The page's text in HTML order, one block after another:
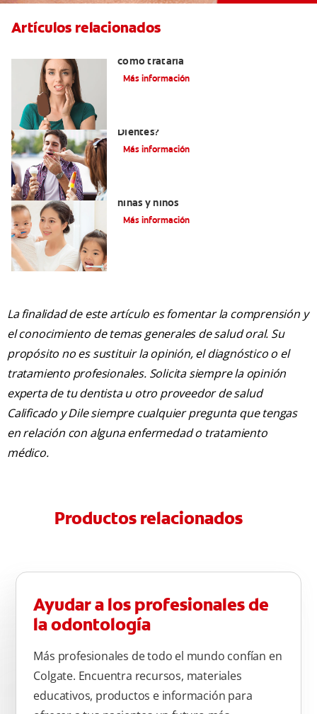
Artículos relacionados
cómo tratarla
Más información
Dientes?
Más información
niñas y niños
Más información
La finalidad de este artículo es fomentar la comprensión y
el conocimiento de temas generales de salud oral. Su
propósito no es sustituir la opinión, el diagnóstico o el
tratamiento profesionales. Solicita siempre la opinión
experta de tu dentista u otro proveedor de salud
Calificado y Dile siempre cualquier pregunta que tengas
en relación con alguna enfermedad o tratamiento
médico.
Productos relacionados
Ayudar a los profesionales de
la odontología
Más profesionales de todo el mundo confían en
Colgate. Encuentra recursos, materiales
educativos, productos e información para